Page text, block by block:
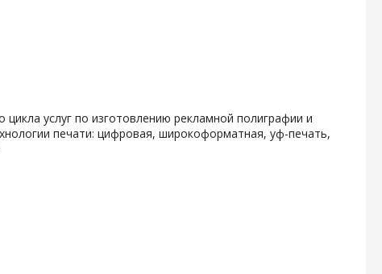
услуг по изготовлению рекламной полиграфии и
печати: цифровая, широкоформатная, уф-печать,